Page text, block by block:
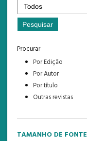
Procurar
Por Edição
Por Autor
Por título
Outras revistas
TAMANHO DE FONTE